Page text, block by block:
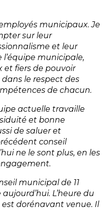
municipaux. Je
sur leur
et leur
municipale,
et fiers de pouvoir
le respect des
de chacun.
actuelle travaille
et bonne
de saluer et
conseil
ne le sont plus, en les
municipal de 11
L’heure du
dorénavant venue. Il